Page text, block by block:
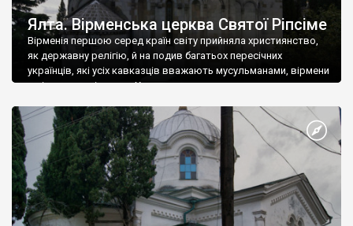
Ялта. Вірменська церква Святої Ріпсіме
Вірменія першою серед країн світу прийняла християнство,
як державну релігію, й на подив багатьох пересічних
українців, які усіх кавказців вважають мусульманами, вірмени
є відданими вірянами Христа